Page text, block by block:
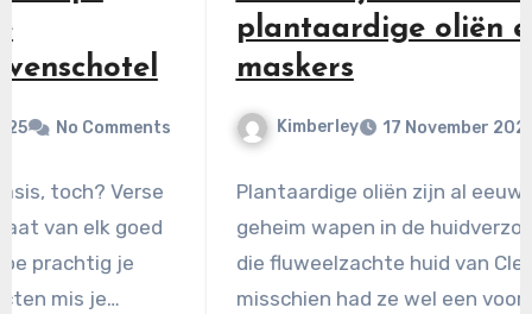
plantaardige oliën en diy
maskers
Kimberley 17 November 2025 No Comments
Plantaardige oliën zijn al eeuwenlang een
geheim wapen in de huidverzorging. Denk aan
die fluweelzachte huid van Cleopatra,
misschien had ze wel een voorraadje jojoba- of